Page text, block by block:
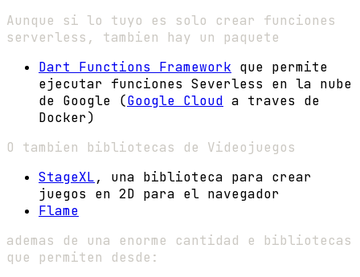
Aunque si lo tuyo es solo crear funciones
serverless, tambien hay un paquete
Dart Functions Framework que permite
ejecutar funciones Severless en la nube
de Google (Google Cloud a traves de
Docker)
O tambien bibliotecas de Videojuegos
StageXL, una biblioteca para crear
juegos en 2D para el navegador
Flame
ademas de una enorme cantidad e bibliotecas
que permiten desde: